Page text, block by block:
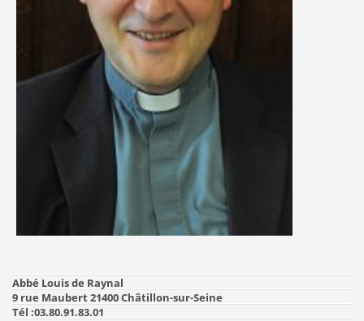
Abbé Louis de Raynal
9 rue Maubert 21400 Châtillon-sur-Seine
Tél :03.80.91.83.01